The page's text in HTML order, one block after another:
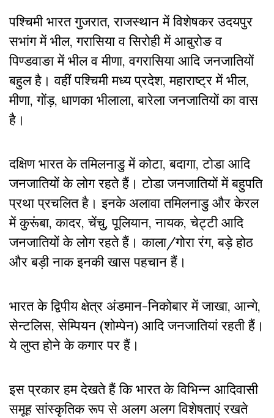
पश्चिमी भारत गुजरात,राजस्थान में विशेषकर उदयपुर
सभांग में भील, गरासिया व सिरोही में आबुरोङ व
पिण्डवाङा में भील व मीणा, वगरासिया आदि जनजातियों
बहुल है। वहीं पश्चिमी मध्य प्रदेश,महाराष्ट्र में भील,
मीणा,गोंड़, धाणका भीलाला,बारेला जनजातियों का वास
है।
दक्षिण भारत के तमिलनाडु में कोटा,बदागा,टोडा आदि
जनजातियों के लोग रहते हैं। टोडा जनजातियों में बहुपति
प्रथा प्रचलित है। इनके अलावा तमिलनाडु और केरल
में कुरूंबा,कादर,चेंचु,पूलियान,नायक,चेट्टी आदि
जनजातियों के लोग रहते हैं। काला/गोरा रंग,बड़े होठ
औरबड़ी नाक इनकी खास पहचान हैं।
भारत के द्विपीय क्षेत्र अंडमान-निकोबार में जाखा, आन्गे,
सेन्टलिस,सेम्पियन (शोम्पेन) आदि जनजातियां रहती हैं।
ये लुप्त होने के कगार पर हैं।
इस प्रकार हम देखते हैं कि भारत के विभिन्न आदिवासी
समूह सांस्कृतिक रूप से अलग अलग विशेषताएं रखते